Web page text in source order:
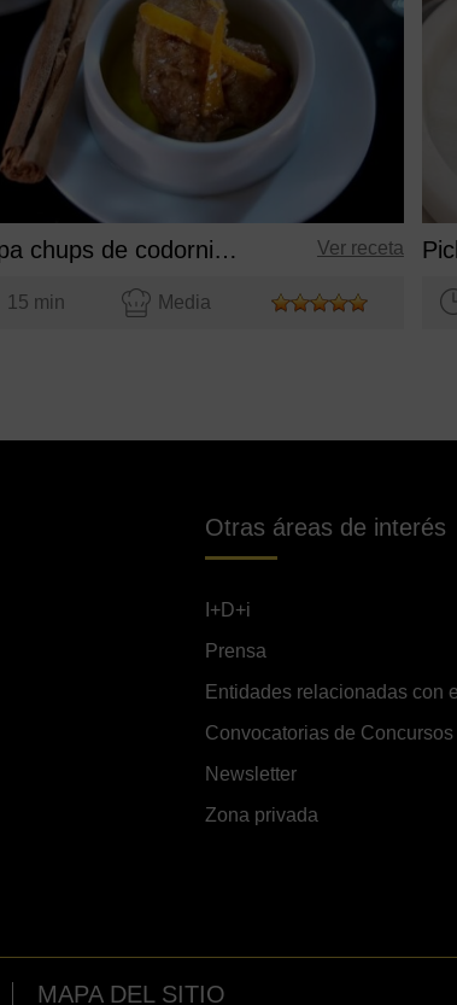
Chupa chups de codorniz escabechados a la naranja Ver receta
15 min Media
Otras áreas de interés
I+D+i
Prensa
Entidades relacionadas con
Convocatorias de Concursos
Newsletter
Zona privada
MAPA DEL SITIO